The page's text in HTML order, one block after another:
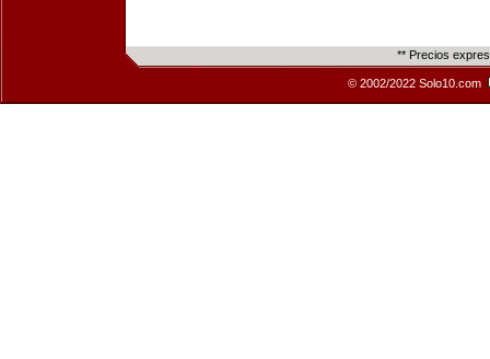
** Precios
© 2002/2022 Solo10.com